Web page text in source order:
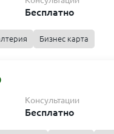
Бесплатно
Бизнес карта
Консультации
Бесплатно